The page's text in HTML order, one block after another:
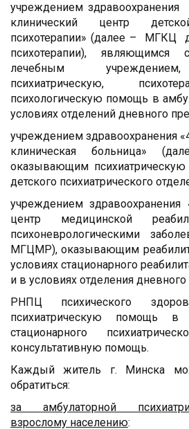
учреждением здравоохранения
клинический центр
психотерапии» (далее – МГКЦ
психотерапии), являющимся
лечебным
психиатрическую,
психологическую помощь в
условиях отделений дневного
учреждением здравоохранения
клиническая больница»
оказывающим
детского психиатрического
учреждением здравоохранения
центр медицинской
психоневрологическими
МГЦМР), оказывающим
условиях стационарного
и в условиях отделения
РНПЦ психического
психиатрическую помощь в
стационарного
консультативную помощь.
Каждый житель г. Минска
обратиться:
за амбулаторной
взрослому населению: